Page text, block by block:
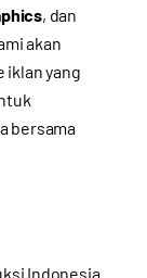
, dan
akan
iklan yang
bersama
Indonesia